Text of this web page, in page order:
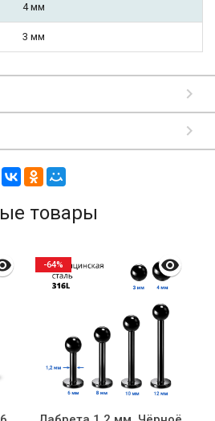
4 мм
3 мм
товары
-64%